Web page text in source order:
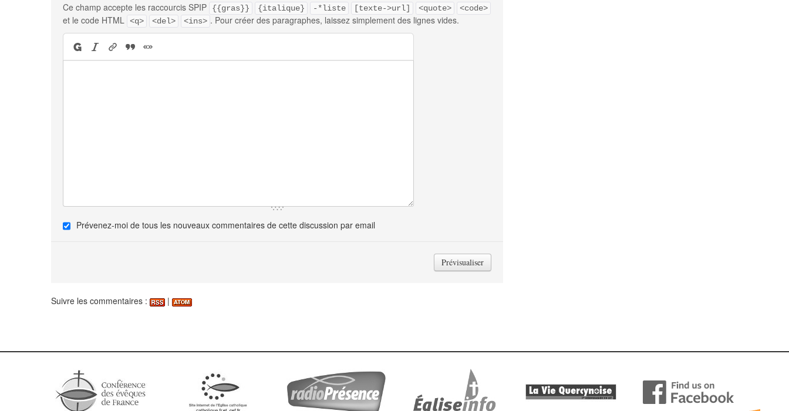
Ce champ accepte les raccourcis SPIP
{{gras}} {italique} -*liste [texte->url] <quote> <code>
et le code HTML <q> <del> <ins> . Pour créer des paragraphes, laissez simplement des lignes vides.
Prévenez-moi de tous les nouveaux commentaires de cette discussion par email
Suivre les commentaires : |